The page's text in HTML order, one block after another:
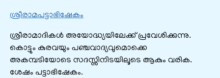
ശ്രീരാമപട്ടാഭിഷേകം
ശ്രീരാമാദികൾ അയോദ്ധ്യയിലേക്ക് പ്രവേശിക്കുന്നു.
കൊട്ടും കുരവയും പഞ്ചവാദ്യവുമൊക്കെ
അകമ്പടിയോടെ സദസ്സിനിടയിലൂടെ ആകും വരിക.
ശേഷം പട്ടാഭിഷേകം.